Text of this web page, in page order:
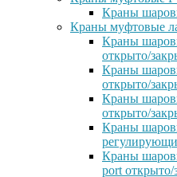
Краны
Краны муфтовые
Краны
открыто/
Краны
открыто/
Краны
открыто/
Краны
Краны
port открыто/